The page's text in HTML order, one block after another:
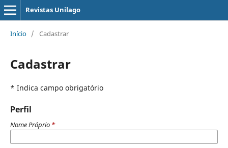
Revistas Unilago
Início / Cadastrar
Cadastrar
* Indica campo obrigatório
Perfil
Nome Próprio *